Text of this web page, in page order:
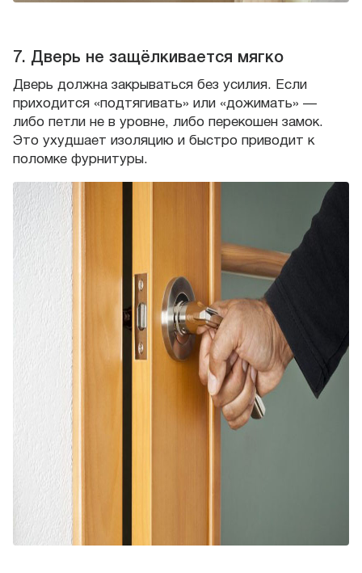
7. Дверь не защёлкивается мягко
Дверь должна закрываться без усилия. Если
приходится «подтягивать» или «дожимать» —
либо петли не в уровне, либо перекошен замок.
Это ухудшает изоляцию и быстро приводит к
поломке фурнитуры.